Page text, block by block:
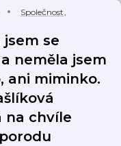
Společnost,
se
neměla jsem
ani miminko.
na chvíle